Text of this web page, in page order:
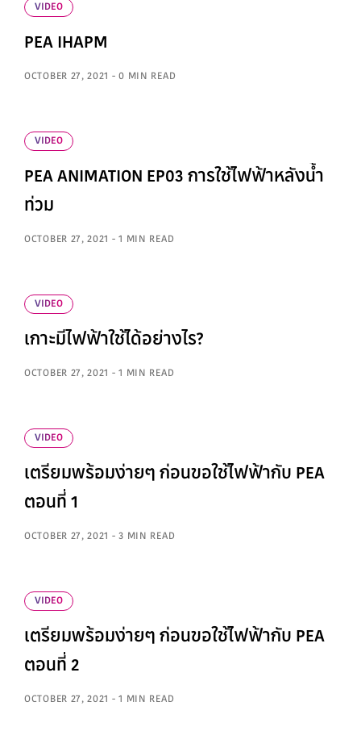
VIDEO
PEA IHAPM
OCTOBER 27, 2021 - 0 MIN READ
VIDEO
PEA ANIMATION EP03 การใช้ไฟฟ้าหลังน้ำ
ท่วม
OCTOBER 27, 2021 - 1 MIN READ
VIDEO
เกาะมีไฟฟ้าใช้ได้อย่างไร?
OCTOBER 27, 2021 - 1 MIN READ
VIDEO
เตรียมพร้อมง่ายๆ ก่อนขอใช้ไฟฟ้ากับ PEA
ตอนที่ 1
OCTOBER 27, 2021 - 3 MIN READ
VIDEO
เตรียมพร้อมง่ายๆ ก่อนขอใช้ไฟฟ้ากับ PEA
ตอนที่ 2
OCTOBER 27, 2021 - 1 MIN READ